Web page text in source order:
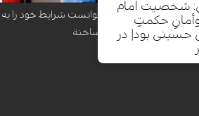
با وجود کارزار نظامی، نتوانست شرایط خود را به
تهران تحمیل کند| قضیة ساخنة
شخصیت امام
حکمتِ
حسینی بود| در